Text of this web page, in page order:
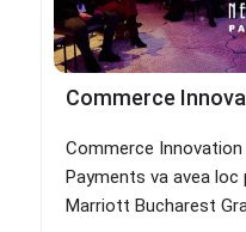
Commerce
Commerce Innovation
Payments va avea
Marriott Bucharest